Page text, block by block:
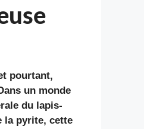
pourtant,
un monde
du lapis-
la pyrite, cette